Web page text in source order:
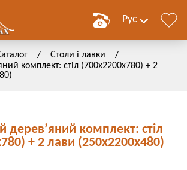
Рус
/ Столи і лавки
/
комплект: стіл (700х2200х780) + 2
дерев’яний комплект: стіл
+ 2 лави (250х2200х480)